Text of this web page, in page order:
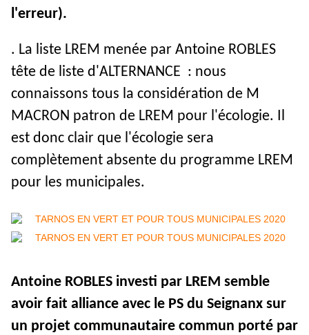
l'erreur).
. La liste LREM menée par Antoine ROBLES
tête de liste d'ALTERNANCE : nous
connaissons tous la considération de M
MACRON patron de LREM pour l'écologie. Il
est donc clair que l'écologie sera
complètement absente du programme LREM
pour les municipales.
Antoine ROBLES investi par LREM semble
avoir fait alliance avec le PS du Seignanx sur
un projet communautaire commun porté par